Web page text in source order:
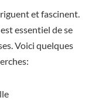
et fascinent.
essentiel de se
Voici quelques